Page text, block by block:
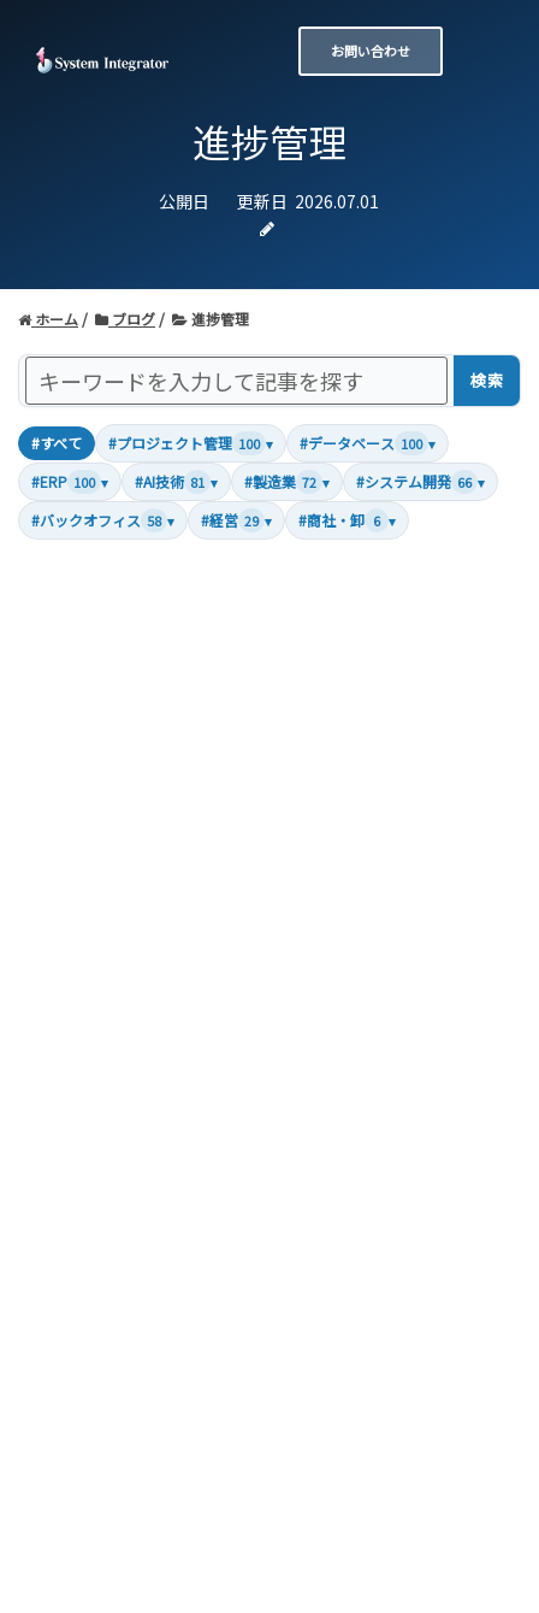
お問い合わせ
進捗管理
公開日 更新日 2026.07.01
ホーム ブログ 進捗管理
検索
#すべて #プロジェクト管理 100 ▾ #データベース 100 ▾
#ERP 100 ▾ #AI技術 81 ▾ #製造業 72 ▾ #システム開発 66 ▾
#バックオフィス 58 ▾ #経営 29 ▾ #商社・卸 6 ▾